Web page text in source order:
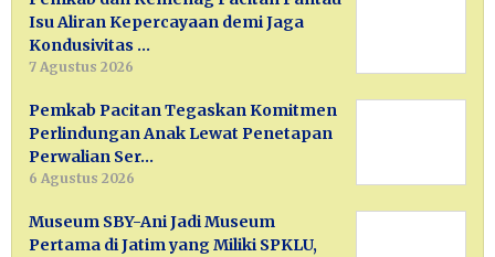
Isu Aliran Kepercayaan demi Jaga
Kondusivitas …
7 Agustus 2026
Pemkab Pacitan Tegaskan Komitmen
Perlindungan Anak Lewat Penetapan
Perwalian Ser…
6 Agustus 2026
Museum SBY-Ani Jadi Museum
Pertama di Jatim yang Miliki SPKLU,